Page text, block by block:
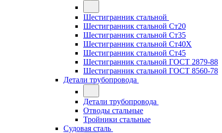
Шестигранник стальной
Шестигранник стальной Ст20
Шестигранник стальной Ст35
Шестигранник стальной Ст40Х
Шестигранник стальной Ст45
Шестигранник стальной ГОСТ 2879-88
Шестигранник стальной ГОСТ 8560-78
Детали трубопровода
Детали трубопровода
Отводы стальные
Тройники стальные
Судовая сталь